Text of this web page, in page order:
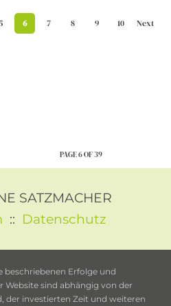
6 7 8 9 10
Next
PAGE 6 OF 39
SATZMACHER
:: Datenschutz
beschriebenen Erfolge und
Website sind abhängig von der
der investierten Zeit und weiteren